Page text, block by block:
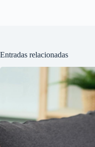
Entradas relacionadas